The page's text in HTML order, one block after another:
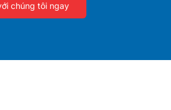
chúng tôi ngay